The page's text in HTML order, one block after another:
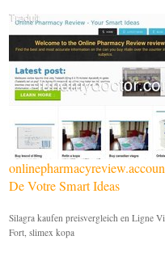
De Votre Smart Ideas
Silagra kaufen preisvergleich en Ligne
Fort, slimex kopa